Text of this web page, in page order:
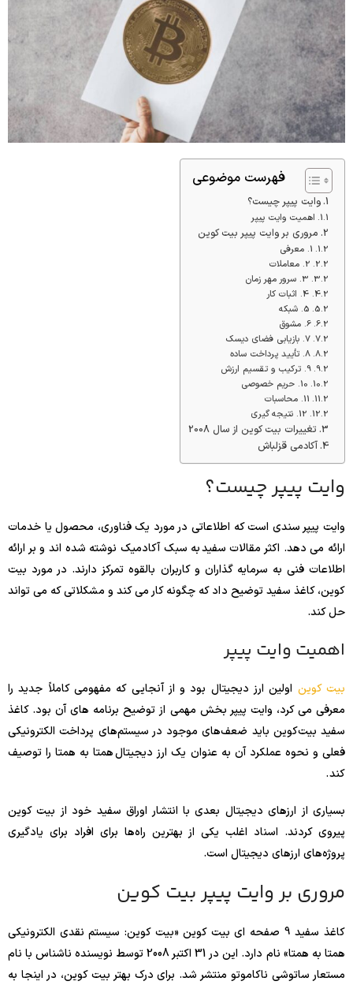
فهرست موضوعی
وایت پیپر چیست؟
اهمیت وایت پیپر
مروری بر وایت پیپر بیت کوین
1. معرفی
2. معاملات
3. سرور مهر زمان
5. شبکه
6. مشوق
7. بازیابی فضای دیسک
8. تأیید پرداخت ساده
9. ترکیب و تقسیم ارزش
10. حریم خصوصی
11. محاسبات
12. نتیجه گیری
تغییرات بیت کوین از سال 2008
آکادمی قزلباش
وایت پیپر چیست؟
وایت پیپر سندی است که اطلاعاتی در مورد یک فناوری، محصول یا خدمات
ارائه می دهد. اکثر مقالات سفید به سبک آکادمیک نوشته شده اند و بر ارائه
اطلاعات فنی به سرمایه گذاران و کاربران بالقوه تمرکز دارند. در مورد بیت
کوین، کاغذ سفید توضیح داد که چگونه کار می کند و مشکلاتی که می تواند
حل کند.
اهمیت وایت پیپر
بیت کوین اولین ارز دیجیتال بود و از آنجایی که مفهومی کاملاً جدید را
معرفی می کرد، وایت پیپر بخش مهمی از توضیح برنامه های آن بود. کاغذ
سفید بیت‌کوین باید ضعف‌های موجود در سیستم‌های پرداخت الکترونیکی
فعلی و نحوه عملکرد آن به عنوان یک ارز دیجیتال همتا به همتا را توصیف
کند .
بسیاری از ارزهای دیجیتال بعدی با انتشار اوراق سفید خود از بیت کوین
پیروی کردند. اسناد اغلب یکی از بهترین راه‌ها برای افراد برای یادگیری
پروژه‌های ارزهای دیجیتال است.
مروری بر وایت پیپر بیت کوین
کاغذ سفید 9 صفحه ای بیت کوین «بیت کوین: سیستم نقدی الکترونیکی
همتا به همتا» نام دارد. این در 31 اکتبر 2008 توسط نویسنده ناشناس با نام
مستعار ساتوشی ناکاموتو منتشر شد. برای درک بهتر بیت کوین، در اینجا به